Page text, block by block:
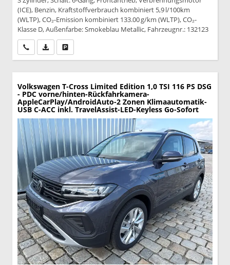
(ICE), Benzin, Kraftstoffverbrauch kombiniert 5,9 l/100km
(WLTP), CO₂-Emission kombiniert 133.00 g/km (WLTP), CO₂-
Klasse D, Außenfarbe: Smokeblau Metallic, Fahrzeugnr.: 132123
Wir rufen Sie anPDF-Datei, Fahrzeugexposé drucken
Volkswagen T-Cross Limited Edition 1,0 TSI 116 PS DSG
- PDC vorne/hinten-Rückfahrkamera-
AppleCarPlay/AndroidAuto-2 Zonen Klimaautomatik-
USB C-ACC inkl. TravelAssist-LED-Keyless Go-Sofort